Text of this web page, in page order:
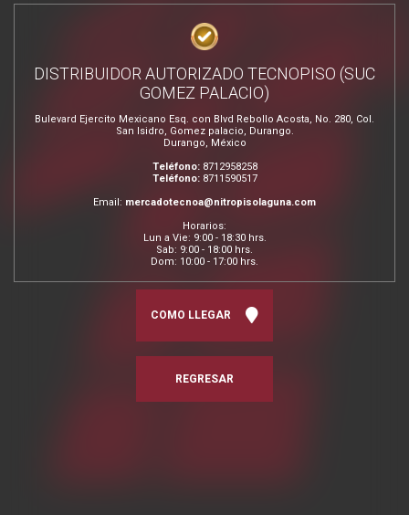
DISTRIBUIDOR AUTORIZADO TECNOPISO (SUC
GOMEZ PALACIO)
Bulevard Ejercito Mexicano Esq. con Blvd Rebollo Acosta, No. 280, Col.
San Isidro, Gomez palacio, Durango.
Durango, México
Teléfono: 8712958258
Teléfono: 8711590517
Email: mercadotecnoa@nitropisolaguna.com
Horarios:
Lun a Vie: 9:00 - 18:30 hrs.
Sab: 9:00 - 18:00 hrs.
Dom: 10:00 - 17:00 hrs.
COMO LLEGAR
REGRESAR